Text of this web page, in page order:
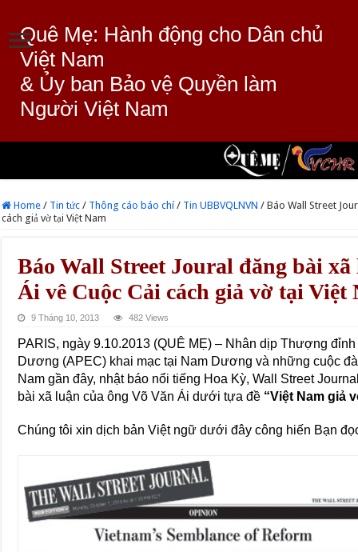
Quê Mẹ: Hành động cho Dân chủ
Việt Nam
& Ủy ban Bảo vệ Quyền làm
Người Việt Nam
Home / Tin tức / Thông cáo báo chí / Tin UBBVQLNVN / Báo Wall Street
cách giả vờ tại Việt Nam
Báo Wall Street Joural đăng bài
Ái vê Cuộc Cải cách giả vờ tại Việt
9 Tháng 10, 2013 482 Views
PARIS, ngày 9.10.2013 (QUÊ MẸ) – Nhân dịp Thượng
Dương (APEC) khai mạc tại Nam Dương và những cuộc
Nam gần đây, nhật báo nổi tiếng Hoa Kỳ, Wall Street
bài xã luận của ông Võ Văn Ái dưới tựa đề “Việt Nam giả
Chúng tôi xin dịch bản Việt ngữ dưới đây công hiến Bạn